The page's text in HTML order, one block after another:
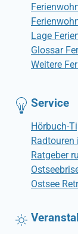
Lage
Glossar
Weitere
Service
Hörbuch-
Radtouren
Ratgeber
Ostsee